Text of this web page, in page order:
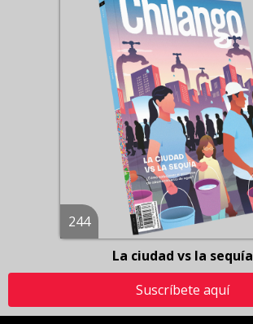
244
La ciudad vs la sequía
Suscríbete aquí